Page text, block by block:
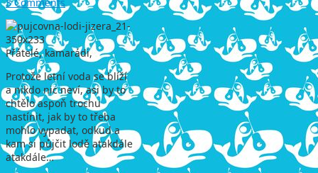
Přátelé, kamarádi,
Protože letní voda se blíží
a nikdo nic neví, asi by to
chtělo aspoň trochu
nastínit, jak by to třeba
mohlo vypadat, odkud a
kam si půjčit lodě atakdále
atakdále…